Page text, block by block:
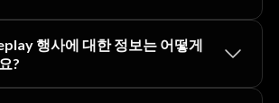
행사에 대한 정보는 어떻게
?